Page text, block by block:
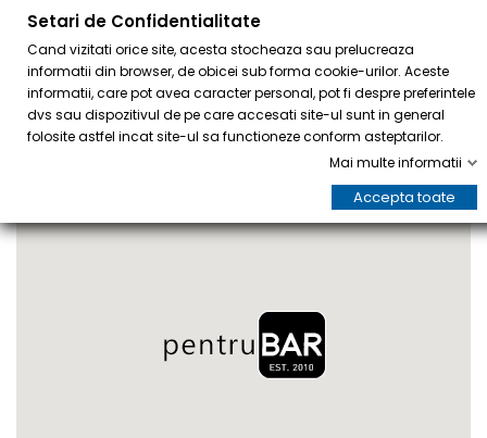
Setari de Confidentialitate
Cand vizitati orice site, acesta stocheaza sau prelucreaza
informatii din browser, de obicei sub forma cookie-urilor. Aceste
informatii, care pot avea caracter personal, pot fi despre preferintele
dvs sau dispozitivul de pe care accesati site-ul sunt in general
folosite astfel incat site-ul sa functioneze conform asteptarilor.
Mai multe informatii
Accepta toate